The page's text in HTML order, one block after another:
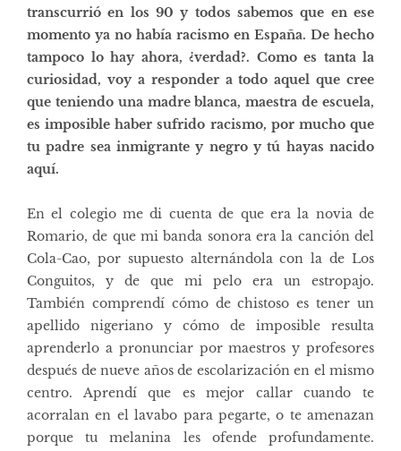
transcurrió en los 90 y todos sabemos que en ese
momento ya no había racismo en España. De hecho
tampoco lo hay ahora, ¿verdad?. Como es tanta la
curiosidad, voy a responder a todo aquel que cree
que teniendo una madre blanca, maestra de escuela,
es imposible haber sufrido racismo, por mucho que
tu padre sea inmigrante y negro y tú hayas nacido
aquí.
En el colegio me di cuenta de que era la novia de
Romario, de que mi banda sonora era la canción del
Cola-Cao, por supuesto alternándola con la de Los
Conguitos, y de que mi pelo era un estropajo.
También comprendí cómo de chistoso es tener un
apellido nigeriano y cómo de imposible resulta
aprenderlo a pronunciar por maestros y profesores
después de nueve años de escolarización en el mismo
centro. Aprendí que es mejor callar cuando te
acorralan en el lavabo para pegarte, o te amenazan
porque tu melanina les ofende profundamente.